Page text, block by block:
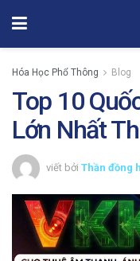
Hóa Học Phổ Thông Blog
Top 10
Lớn Nhất
viết bởi Thần đồng